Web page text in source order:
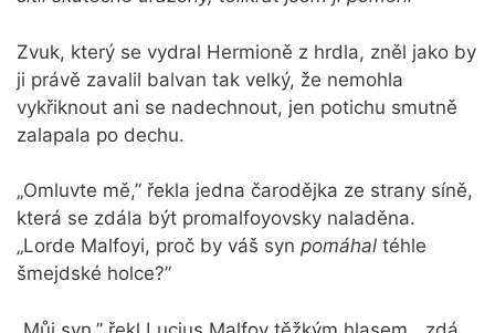
Zvuk, který se vydral Hermioně z hrdla, zněl jako by
ji právě zavalil balvan tak velký, že nemohla
vykřiknout ani se nadechnout, jen potichu smutně
zalapala po dechu.
„Omluvte mě,” řekla jedna čarodějka ze strany síně,
která se zdála být promalfoyovsky naladěna.
„Lorde Malfoyi, proč by váš syn pomáhal téhle
šmejdské holce?”